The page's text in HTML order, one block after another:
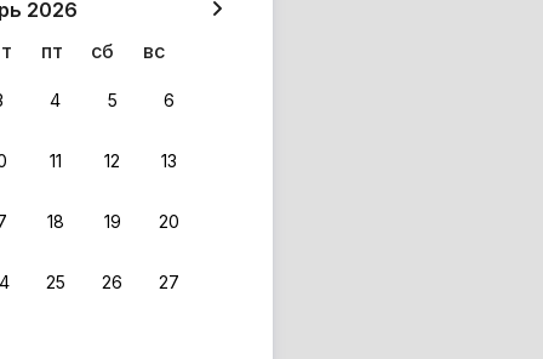
2026
пт сб вс
4 5 6
11 12 13
18 19 20
25 26 27